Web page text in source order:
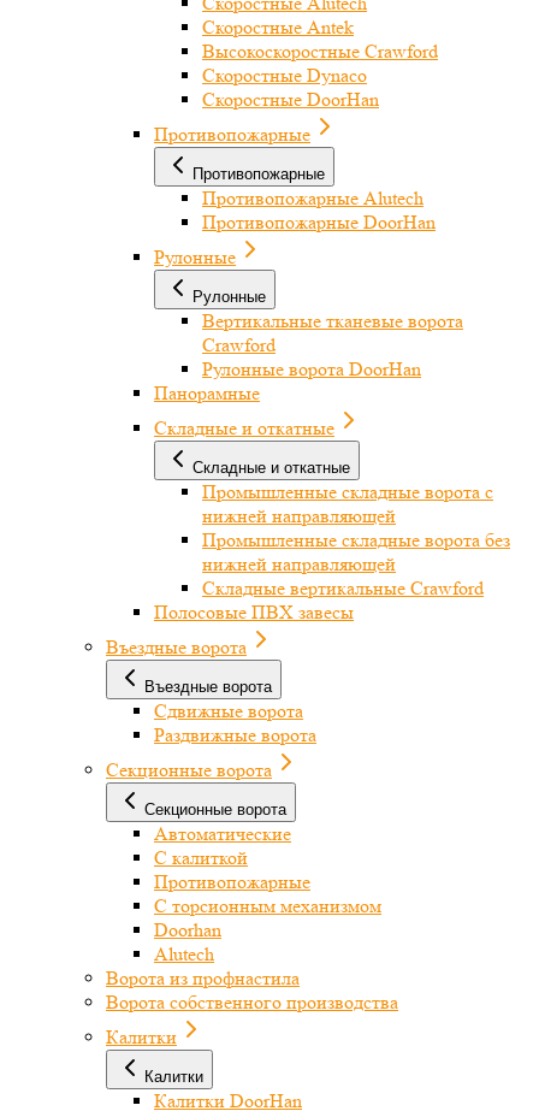
Скоростные Antek
Высокоскоростные Crawford
Скоростные Dynaco
Скоростные DoorHan
Противопожарные
Противопожарные
Противопожарные Alutech
Противопожарные DoorHan
Рулонные
Рулонные
Вертикальные тканевые ворота
Crawford
Рулонные ворота DoorHan
Панорамные
Складные и откатные
Складные и откатные
Промышленные складные ворота с
нижней направляющей
Промышленные складные ворота без
нижней направляющей
Складные вертикальные Crawford
Полосовые ПВХ завесы
Въездные ворота
Въездные ворота
Сдвижные ворота
Раздвижные ворота
Секционные ворота
Секционные ворота
Автоматические
С калиткой
Противопожарные
С торсионным механизмом
Doorhan
Alutech
Ворота из профнастила
Ворота собственного производства
Калитки
Калитки
Калитки DoorHan